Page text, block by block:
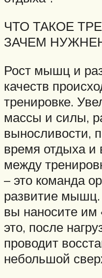
ЧТО ТАКОЕ
ЗАЧЕМ
Рост мышц и
качеств
тренировке.
массы и силы,
выносливости,
время отдыха и
между
– это команда
развитие
вы наносите им
это, после
проводит
небольшой